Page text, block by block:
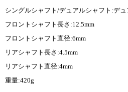
シングルシャフト/デュアルシャフト:デュ
フロントシャフト長さ:12.5mm
フロントシャフト直径:6mm
リアシャフト長さ:4.5mm
リアシャフト直径:4mm
重量:420g